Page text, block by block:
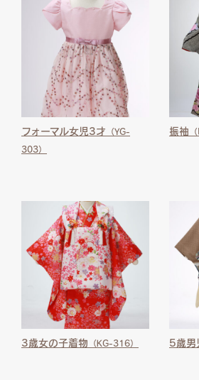
フォーマル女児3才 （YG-
303）
振袖
3歳女の子着物 （KG-316） 5歳男